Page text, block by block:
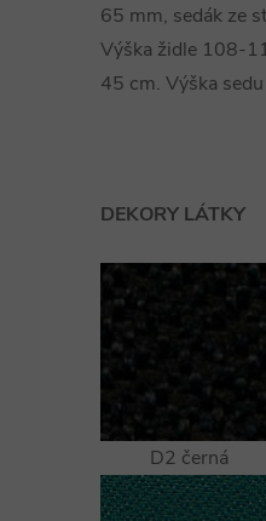
65 mm, sedák ze
Výška židle 108-
45 cm. Výška
DEKORY LÁTKY
D2 černá